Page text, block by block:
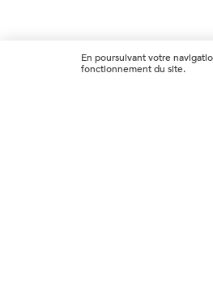
En poursuivant votre
fonctionnement du site.